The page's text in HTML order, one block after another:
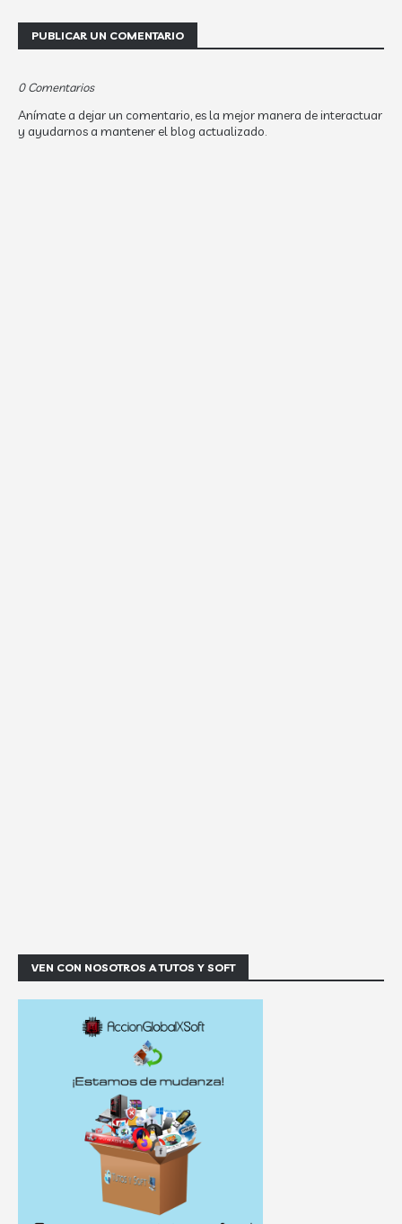
PUBLICAR UN COMENTARIO
0 Comentarios
Anímate a dejar un comentario, es la mejor manera de interactuar
y ayudarnos a mantener el blog actualizado.
VEN CON NOSOTROS A TUTOS Y SOFT